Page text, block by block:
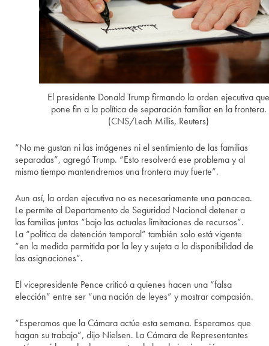
El presidente Donald Trump firmando la orden ejecutiva que
pone fin a la política de separación familiar en la frontera.
(CNS/Leah Millis, Reuters)
“No me gustan ni las imágenes ni el sentimiento de las familias
separadas”, agregó Trump. “Esto resolverá ese problema y al
mismo tiempo mantendremos una frontera muy fuerte”.
Aun así, la orden ejecutiva no es necesariamente una panacea.
Le permite al Departamento de Seguridad Nacional detener a
las familias juntas “bajo las actuales limitaciones de recursos”.
La “política de detención temporal” también solo está vigente
“en la medida permitida por la ley y sujeta a la disponibilidad de
las asignaciones”.
El vicepresidente Pence criticó a quienes hacen una “falsa
elección” entre ser “una nación de leyes” y mostrar compasión.
“Esperamos que la Cámara actúe esta semana. Esperamos que
hagan su trabajo”, dijo Nielsen. La Cámara de Representantes